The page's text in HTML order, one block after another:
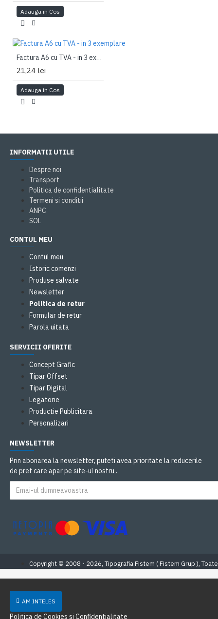
Adauga in Cos
Factura A6 cu TVA - in 3 exemplare
21,24 lei
Adauga in Cos
INFORMATII UTILE
Despre noi
Transport
Politica de confidentialitate
Termeni si conditii
ANPC
SOL
CONTUL MEU
Contul meu
Istoric comenzi
Produse salvate
Newsletter
Politica de retur
Formular de retur
Parola uitata
SERVICII OFERITE
Concept Grafic
Tipar Offset
Tipar Digital
Legatorie
Productie Publicitara
Personalizari
NEWSLETTER
Prin abonarea la newsletter, puteti avea prioritate la reducerile
de pret care apar pe site-ul nostru .
Copyright © 2008 - 2026, Tipografia Fistem ( Fistem Grup ),
AM INTELES
Politica de Cookies si Confidentialitate